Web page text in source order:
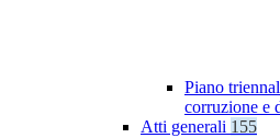
Piano
corruzione e
Atti generali 155